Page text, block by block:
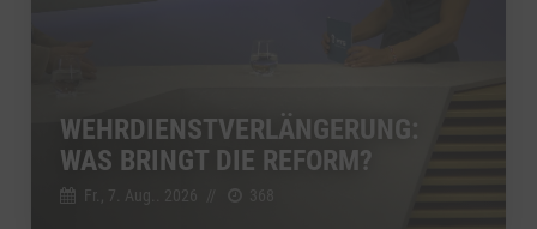
WEHRDIENSTVERLÄNGERUNG:
WAS BRINGT DIE REFORM?
Fr., 7. Aug.. 2026